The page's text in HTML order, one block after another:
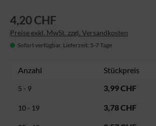
4,20 CHF
Preise exkl. MwSt. zzgl. Versandkosten
Sofort verfügbar, Lieferzeit: 5-7 Tage
Anzahl Stückpreis
5 - 9 3,99 CHF
10 - 19 3,78 CHF